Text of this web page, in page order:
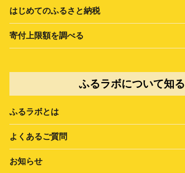
はじめてのふるさと納税
寄付上限額を調べる
ふるラボについて知る
ふるラボとは
よくあるご質問
お知らせ